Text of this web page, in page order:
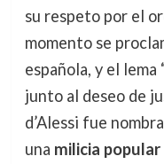
su respeto por el
momento se
española, y el lema
junto al deseo de
d’Alessi fue
una milicia popular